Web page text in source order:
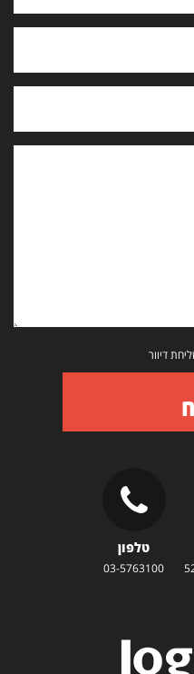
דיוור
טלפון
03-5763100